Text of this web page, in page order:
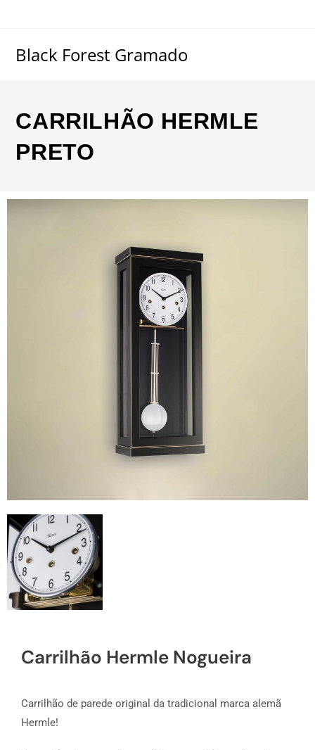
Black Forest Gramado
CARRILHÃO HERMLE
PRETO
Carrilhão Hermle Nogueira
Carrilhão de parede original da tradicional marca alemã
Hermle!